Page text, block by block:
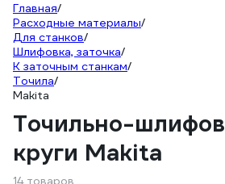
Главная/
Расходные материалы/
Для станков/
Шлифовка, заточка/
К заточным станкам/
Точила/
Makita
Точильно-
круги Makita
14 товаров